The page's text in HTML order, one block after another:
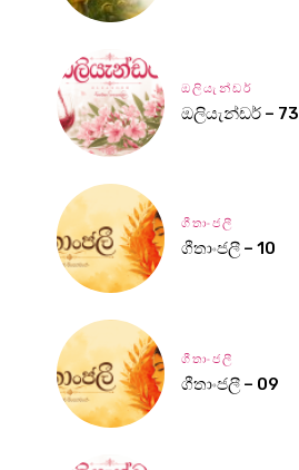
ඔලියැන්ඩර්
ඔලියැන්ඩර් – 73
ගීතාංජලී
ගීතාංජලී – 10
ගීතාංජලී
ගීතාංජලී – 09